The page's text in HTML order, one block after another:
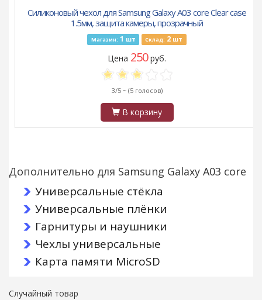
Силиконовый чехол для Samsung Galaxy A03 core Clear case
1.5мм, защита камеры, прозрачный
Магазин: 1 шт Склад: 2 шт
Цена 250руб.
3/5 ~ (5 голосов)
В корзину
Дополнительно для Samsung Galaxy A03 core
Универсальные стёкла
Универсальные плёнки
Гарнитуры и наушники
Чехлы универсальные
Карта памяти MicroSD
Случайный товар